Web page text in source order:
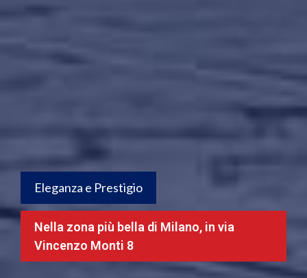
Eleganza e Prestigio
Nella zona più bella di Milano, in via
Vincenzo Monti 8